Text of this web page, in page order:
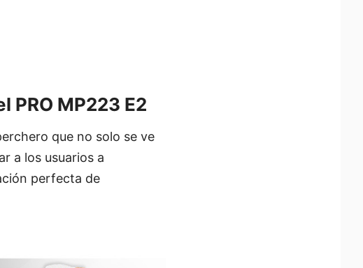
PRO MP223 E2
que no solo se ve
a los usuarios a
perfecta de